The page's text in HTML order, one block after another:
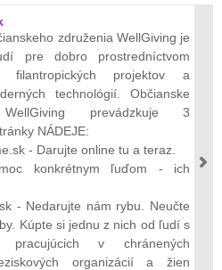
združenia WellGiving je
pre dobro prostredníctvom
filantropických projektov a
technológií. Občianske
prevádzkuje 3
NÁDEJE:
- Darujte online tu a teraz.
konkrétnym ľuďom - ich
- Nedarujte nám rybu. Neučte
Kúpte si jednu z nich od ľudí s
pracujúcich v chránených
organizácií a žien